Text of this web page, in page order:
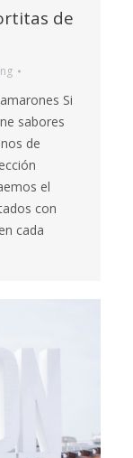
de
Si
sabores
de
el
con
cada